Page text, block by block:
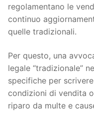
regolamentano le
continuo
quelle tradizionali.
Per questo, una
legale “tradizionale”
specifiche per
condizioni di vendita
riparo da multe e